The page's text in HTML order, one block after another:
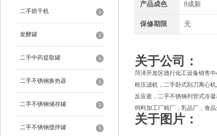
二手烘干机
发酵罐
二手中药提取罐
二手不锈钢换热器
二手不锈钢储存罐
二手不锈钢搅拌罐
产品成色 8成新
保修期限 无
关于公司：
菏泽开发区德行化工设备销售
框压滤机，二手卧式刮刀离心
反应釜，二手不锈钢列管式冷
饲料加工厂精厂，乳品厂，食
关于图片：